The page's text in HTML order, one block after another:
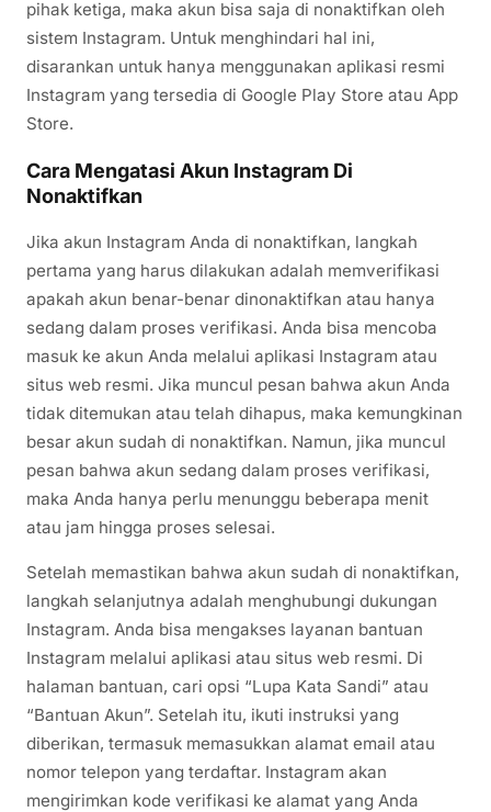
pihak ketiga, maka akun bisa saja di nonaktifkan oleh
sistem Instagram. Untuk menghindari hal ini,
disarankan untuk hanya menggunakan aplikasi resmi
Instagram yang tersedia di Google Play Store atau App
Store.
Cara Mengatasi Akun Instagram Di
Nonaktifkan
Jika akun Instagram Anda di nonaktifkan, langkah
pertama yang harus dilakukan adalah memverifikasi
apakah akun benar-benar dinonaktifkan atau hanya
sedang dalam proses verifikasi. Anda bisa mencoba
masuk ke akun Anda melalui aplikasi Instagram atau
situs web resmi. Jika muncul pesan bahwa akun Anda
tidak ditemukan atau telah dihapus, maka kemungkinan
besar akun sudah di nonaktifkan. Namun, jika muncul
pesan bahwa akun sedang dalam proses verifikasi,
maka Anda hanya perlu menunggu beberapa menit
atau jam hingga proses selesai.
Setelah memastikan bahwa akun sudah di nonaktifkan,
langkah selanjutnya adalah menghubungi dukungan
Instagram. Anda bisa mengakses layanan bantuan
Instagram melalui aplikasi atau situs web resmi. Di
halaman bantuan, cari opsi “Lupa Kata Sandi” atau
“Bantuan Akun”. Setelah itu, ikuti instruksi yang
diberikan, termasuk memasukkan alamat email atau
nomor telepon yang terdaftar. Instagram akan
mengirimkan kode verifikasi ke alamat yang Anda